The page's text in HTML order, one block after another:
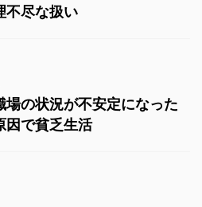
不尽な扱い
場の状況が不安定になった
因で貧乏生活